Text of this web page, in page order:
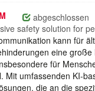
abgeschlossen
safety solution for
kann für
eine
für
Mit umfassenden KI-
die an die